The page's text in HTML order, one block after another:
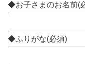
◆お子さまのお名前(
◆ふりがな(必須)